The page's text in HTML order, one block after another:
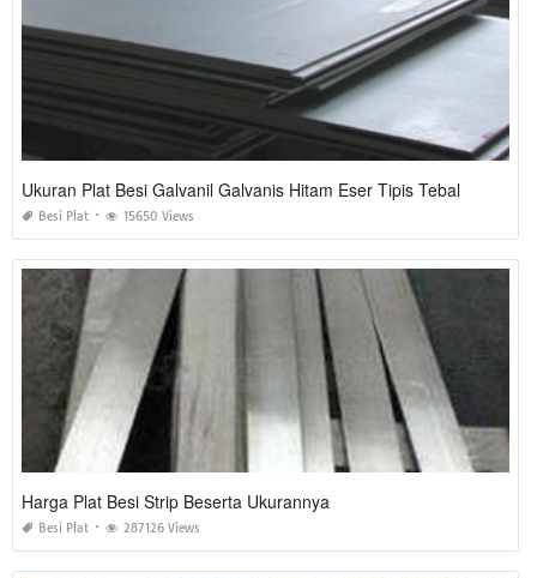
Ukuran Plat Besi Galvanil Galvanis Hitam Eser Tipis Tebal
Besi Plat 15650 Views
Harga Plat Besi Strip Beserta Ukurannya
Besi Plat 287126 Views